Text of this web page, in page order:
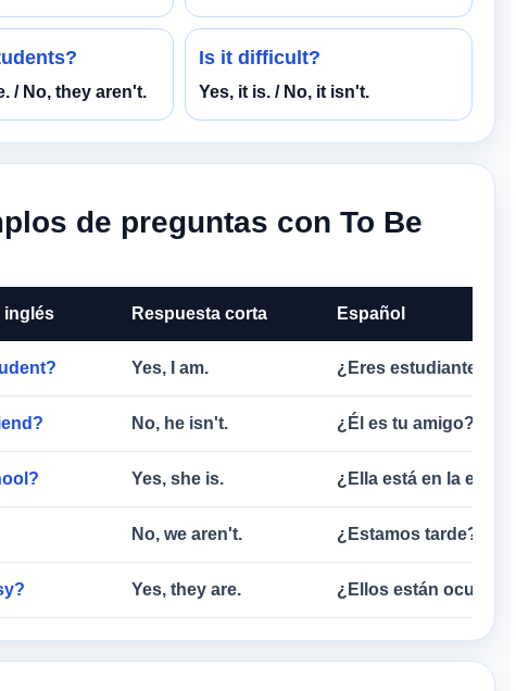
/ No, they aren't.
Is it difficult?
Yes, it is. / No, it isn't.
de preguntas con To Be
inglés Respuesta corta Español
Yes, I am. ¿Eres estudiante? Sí.
No, he isn't. ¿Él es tu amigo? No.
Yes, she is. ¿Ella está en la
No, we aren't. ¿Estamos tarde? No.
Yes, they are. ¿Ellos están